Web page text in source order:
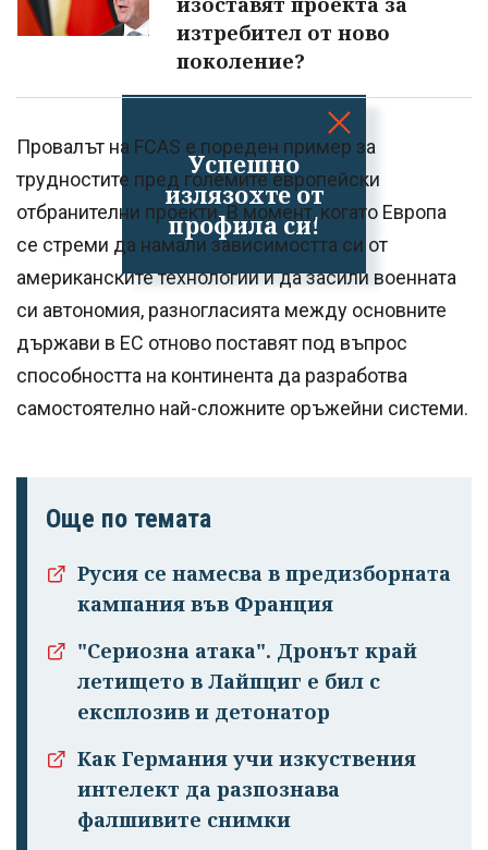
Успешно
излязохте от
профила си!
изтребител от ново
поколение?
Провалът на FCAS е пореден пример за
трудностите пред големите европейски
отбранителни проекти. В момент, когато Европа
се стреми да намали зависимостта си от
американските технологии и да засили военната
си автономия, разногласията между основните
държави в ЕС отново поставят под въпрос
способността на континента да разработва
самостоятелно най-сложните оръжейни системи.
Още по темата
Русия се намесва в предизборната
кампания във Франция
"Сериозна атака". Дронът край
летището в Лайпциг е бил с
експлозив и детонатор
Как Германия учи изкуствения
интелект да разпознава
фалшивите снимки